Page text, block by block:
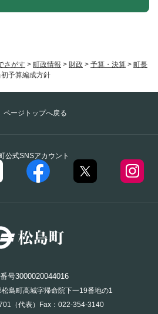
さがす > 町政情報 > 財政 > 予算・決算 > 町長
予算編成方針
公式SNSアカウント
ページトップへ戻る
号3000020044016
島町高城字帰命院下一19番地の1
（代表）Fax：022-354-3140